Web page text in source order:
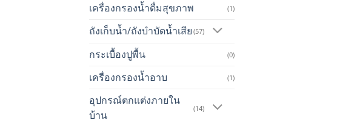
เครื่องกรองน้ำดื่มสุขภาพ (1)
ถังเก็บน้ำ/ถังบำบัดน้ำเสีย (57)
กระเบื้องปูพื้น (0)
เครื่องกรองน้ำอาบ (1)
อุปกรณ์ตกแต่งภายใน
บ้าน
(14)